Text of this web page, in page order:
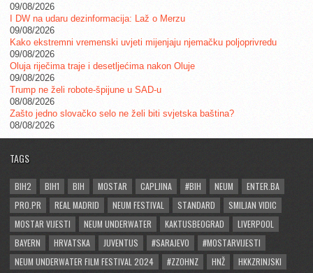
09/08/2026
I DW na udaru dezinformacija: Laž o Merzu
09/08/2026
Kako ekstremni vremenski uvjeti mijenjaju njemačku poljoprivredu
09/08/2026
Oluja riječima traje i desetljećima nakon Oluje
09/08/2026
Trump ne želi robote-špijune u SAD-u
08/08/2026
Zašto jedno slovačko selo ne želi biti svjetska baština?
08/08/2026
TAGS
BIH2 BIH1 BIH MOSTAR CAPLJINA #BIH NEUM
ENTER.BA
PRO.PR
REAL MADRID NEUM FESTIVAL STANDARD
SMILJAN VIDIC
MOSTAR VIJESTI
NEUM UNDERWATER KAKTUSBEOGRAD
LIVERPOOL
BAYERN
HRVATSKA JUVENTUS #SARAJEVO
#MOSTARVIJESTI
NEUM UNDERWATER FILM FESTIVAL 2024
#ZZOHNZ HNŽ
HKKZRINJSKI